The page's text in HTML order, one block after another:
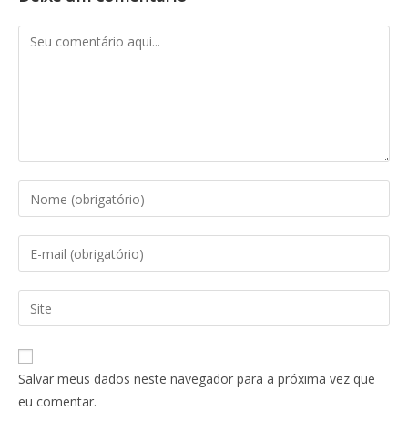
Salvar meus dados neste navegador para a próxima vez que
eu comentar.